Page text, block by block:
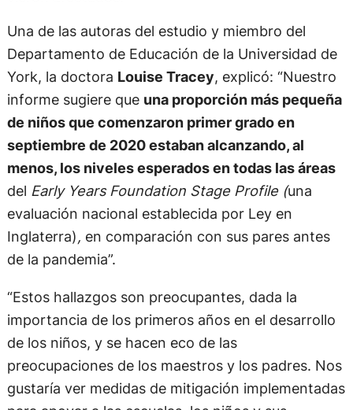
Una de las autoras del estudio y miembro del
Departamento de Educación de la Universidad de
York, la doctora Louise Tracey, explicó: “Nuestro
informe sugiere que una proporción más pequeña
de niños que comenzaron primer grado en
septiembre de 2020 estaban alcanzando, al
menos, los niveles esperados en todas las áreas
del Early Years Foundation Stage Profile (una
evaluación nacional establecida por Ley en
Inglaterra), en comparación con sus pares antes
de la pandemia”.
“Estos hallazgos son preocupantes, dada la
importancia de los primeros años en el desarrollo
de los niños, y se hacen eco de las
preocupaciones de los maestros y los padres. Nos
gustaría ver medidas de mitigación implementadas